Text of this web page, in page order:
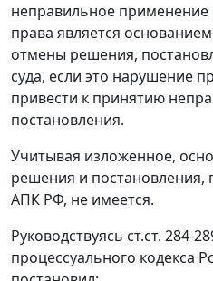
неправильное
права является
отмены решения,
суда, если это нарушение
привести к принятию
постановления.
Учитывая изложенное,
решения и постановления,
АПК РФ, не имеется.
Руководствуясь ст.ст. 284-
процессуального кодекса